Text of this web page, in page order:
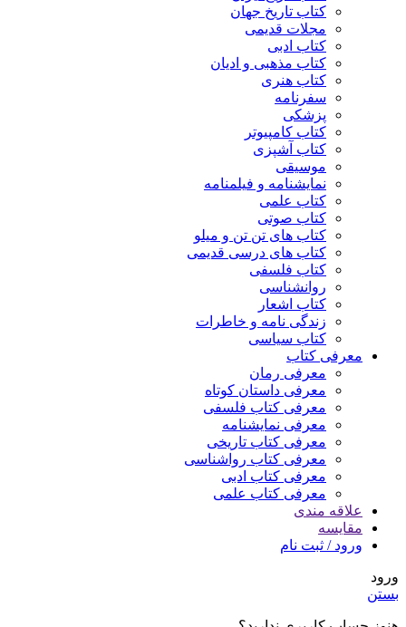
کتاب تاریخ جهان
مجلات قدیمی
کتاب ادبی
کتاب مذهبی و ادیان
کتاب هنری
سفرنامه
پزشکی
کتاب کامپیوتر
کتاب آشپزی
موسیقی
نمایشنامه و فیلمنامه
کتاب علمی
کتاب صوتی
کتاب های تن تن و میلو
کتاب های درسی قدیمی
کتاب فلسفی
روانشناسی
کتاب اشعار
زندگی نامه و خاطرات
کتاب سیاسی
معرفی کتاب
معرفی رمان
معرفی داستان کوتاه
معرفی کتاب فلسفی
معرفی نمایشنامه
معرفی کتاب تاریخی
معرفی کتاب رواشناسی
معرفی کتاب ادبی
معرفی کتاب علمی
علاقه مندی
مقایسه
ورود / ثبت نام
ورود
بستن